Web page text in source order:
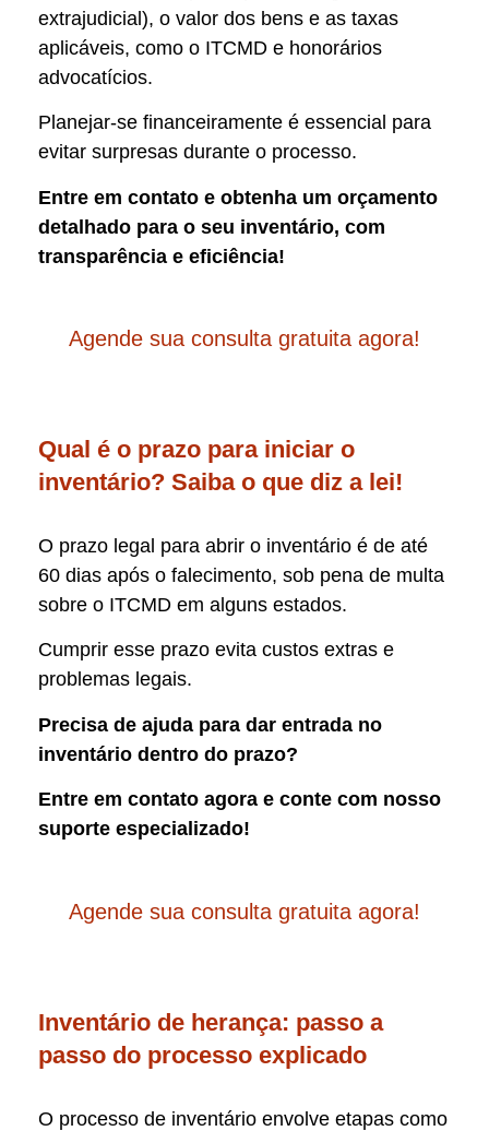
extrajudicial), o valor dos bens e as taxas
aplicáveis, como o ITCMD e honorários
advocatícios.
Planejar-se financeiramente é essencial para
evitar surpresas durante o processo.
Entre em contato e obtenha um orçamento
detalhado para o seu inventário, com
transparência e eficiência!
Agende sua consulta gratuita agora!
Qual é o prazo para iniciar o
inventário? Saiba o que diz a lei!
O prazo legal para abrir o inventário é de até
60 dias após o falecimento, sob pena de multa
sobre o ITCMD em alguns estados.
Cumprir esse prazo evita custos extras e
problemas legais.
Precisa de ajuda para dar entrada no
inventário dentro do prazo?
Entre em contato agora e conte com nosso
suporte especializado!
Agende sua consulta gratuita agora!
Inventário de herança: passo a
passo do processo explicado
O processo de inventário envolve etapas como